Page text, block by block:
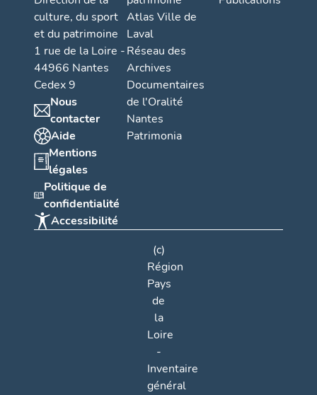
culture, du sport
et du patrimoine
1 rue de la Loire -
44966 Nantes
Cedex 9
Nous
contacter
Aide
Mentions
légales
Politique de
confidentialité
Accessibilité
Atlas Ville de
Laval
Réseau des
Archives
Documentaires
de l'Oralité
Nantes
Patrimonia
(c)
Région
Pays
de
la
Loire
-
Inventaire
général